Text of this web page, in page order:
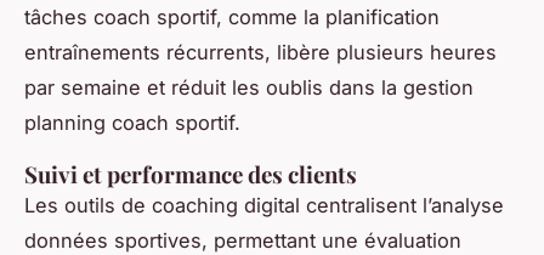
tâches coach sportif, comme la planification
entraînements récurrents, libère plusieurs heures
par semaine et réduit les oublis dans la gestion
planning coach sportif.
Suivi et performance des clients
Les outils de coaching digital centralisent l’analyse
données sportives, permettant une évaluation